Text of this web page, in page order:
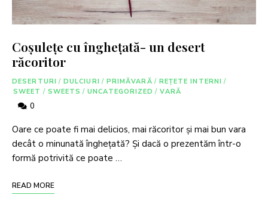
Coșulețe cu înghețată- un desert
răcoritor
DESERTURI / DULCIURI / PRIMĂVARĂ / REȚETE INTERNI /
SWEET / SWEETS / UNCATEGORIZED / VARĂ
0
Oare ce poate fi mai delicios, mai răcoritor şi mai bun vara
decât o minunată îngheţată? Şi dacă o prezentăm într-o
formă potrivită ce poate …
READ MORE